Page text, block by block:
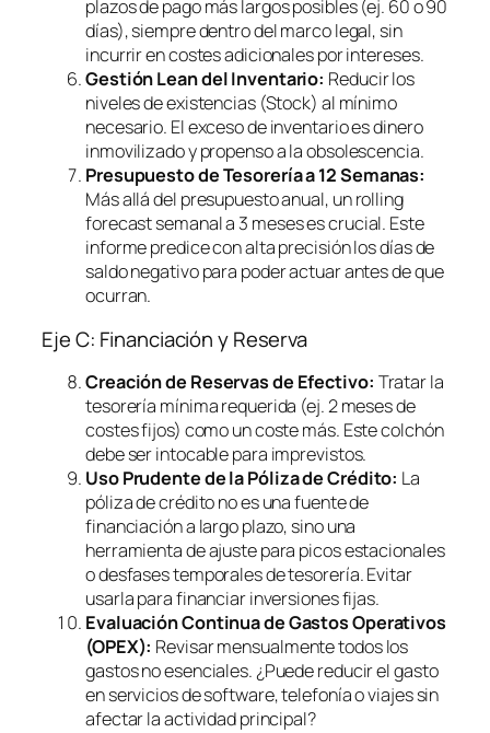
plazos de pago más largos posibles (ej. 60 o 90
días), siempre dentro del marco legal, sin
incurrir en costes adicionales por intereses.
Gestión Lean del Inventario: Reducir los
niveles de existencias (Stock) al mínimo
necesario. El exceso de inventario es dinero
inmovilizado y propenso a la obsolescencia.
Presupuesto de Tesorería a 12 Semanas:
Más allá del presupuesto anual, unrolling
forecastsemanal a 3 meses es crucial. Este
informe predice con alta precisión los días de
saldo negativo para poder actuar antes de que
ocurran.
Eje C: Financiación y Reserva
Creación de Reservas de Efectivo: Tratar la
tesorería mínima requerida (ej. 2 meses de
costes fijos) como un coste más. Este colchón
debe ser intocable para imprevistos.
Uso Prudente de la Póliza de Crédito: La
póliza de crédito no es una fuente de
financiación a largo plazo, sino una
herramienta de ajuste para picos estacionales
o desfases temporales de tesorería. Evitar
usarla para financiar inversiones fijas.
Evaluación Continua de Gastos Operativos
(OPEX): Revisar mensualmente todos los
gastos no esenciales. ¿Puede reducir el gasto
en servicios desoftware, telefonía o viajes sin
afectar la actividad principal?